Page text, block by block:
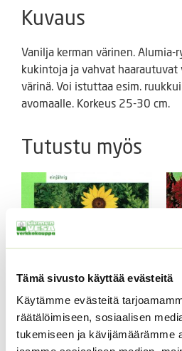
Tämä sivusto käyttää evästeitä
Käytämme evästeitä
räätälöimiseen, sosiaalisen
tukemiseen ja kävijämäärämme
Kuvaus
Vanilja kerman värinen.
kukintoja ja vahvat haarautuvat
värinä. Voi istuttaa esim.
avomaalle. Korkeus 25-30 cm.
Tutustu myös
Kääpiöauringonkukka
Pacino Mix